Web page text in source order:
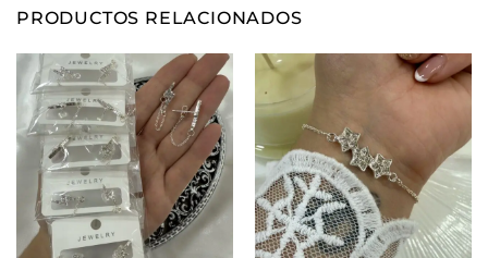
PRODUCTOS RELACIONADOS